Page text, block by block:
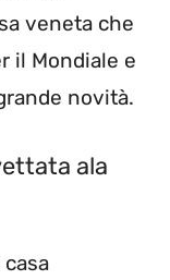
veneta che
il Mondiale e
novità.
ala